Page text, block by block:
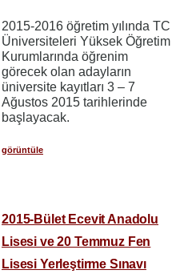
2015-2016 öğretim yılında TC
Üniversiteleri Yüksek Öğretim
Kurumlarında öğrenim
görecek olan adayların
üniversite kayıtları 3 – 7
Ağustos 2015 tarihlerinde
başlayacak.
görüntüle
2015-Bület Ecevit Anadolu
Lisesi ve 20 Temmuz Fen
Lisesi Yerleştirme Sınavı